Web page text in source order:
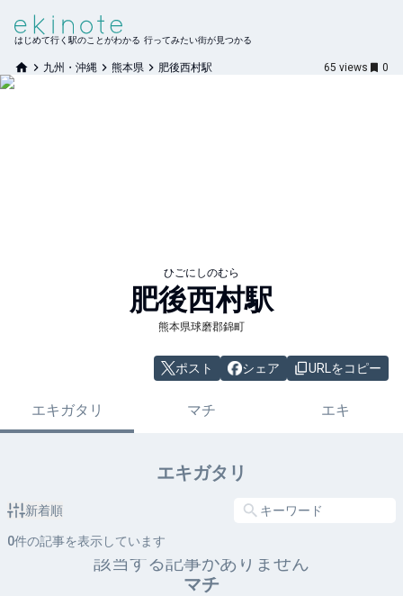
はじめて行く駅のことがわかる 行ってみたい街が見つかる
九州・沖縄 熊本県 肥後西村駅 65 views 0
ひごにしのむら
肥後西村駅
熊本県球磨郡錦町
ポスト シェア URLをコピー
エキガタリ マチ エキ
エキガタリ
新着順
0件の記事を表示しています
該当する記事がありません
マチ